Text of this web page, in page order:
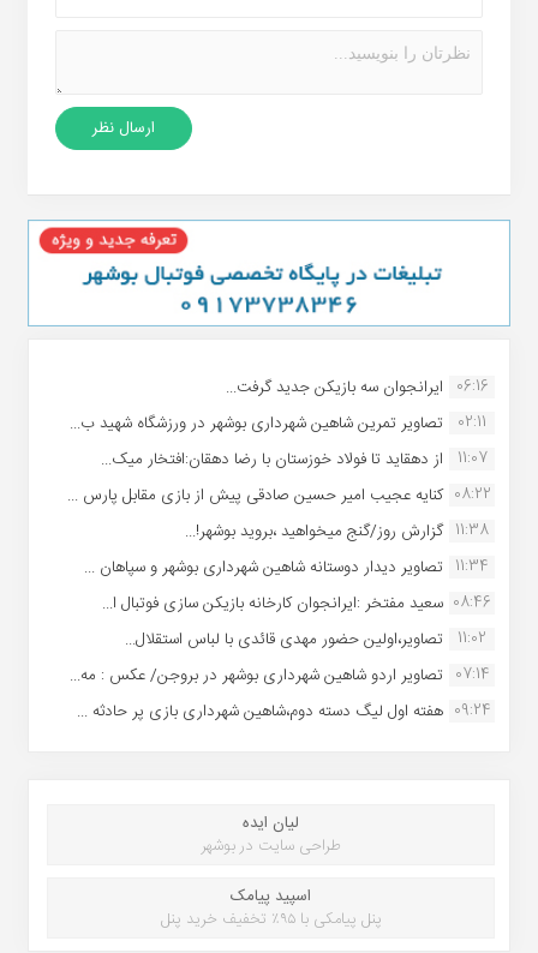
06:16 ایرانجوان سه بازیکن جدید گرفت...
02:11
تصاویر تمرین شاهین شهردارى بوشهر در ورزشگاه شهید ب...
11:07
از دهقاید تا فولاد خوزستان با رضا دهقان:افتخار میک...
08:22 کنایه عجیب امیر حسین صادقی پیش از بازی مقابل پارس ...
11:38 گزارش روز/گنج میخواهید ،بروید بوشهر!...
11:34 تصاویر دیدار دوستانه شاهین شهردارى بوشهر و سپاهان ...
08:46 سعید مفتخر :ایرانجوان کارخانه بازیکن سازی فوتبال ا...
11:02
تصاویر،اولین حضور مهدی قائدی با لباس استقلال...
07:14 تصاویر اردو شاهین شهرداری بوشهر در بروجن/ عکس : مه...
09:24 هفته اول لیگ دسته دوم،شاهین شهرداری بازی پر حادثه ...
لیان ایده
طراحی سایت در بوشهر
اسپید پیامک
پنل پیامکی با ۹۵٪ تخفیف خرید پنل